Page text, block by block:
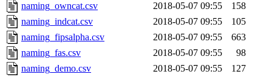
naming_owncat.csv
2018-05-07 09:55
158
naming_indcat.csv
2018-05-07 09:55
105
naming_fipsalpha.csv
2018-05-07 09:55
663
naming_fas.csv
2018-05-07 09:55
98
naming_demo.csv
2018-05-07 09:55
127